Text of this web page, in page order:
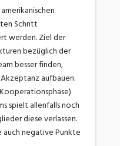
Schritt
werden. Ziel der
bezüglich der
besser finden,
aufbauen.
spielt allenfalls noch
diese verlassen.
auch negative Punkte